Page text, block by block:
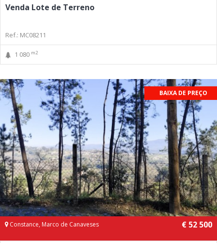
Venda Lote de Terreno
Ref.: MC08211
1 080 m2
BAIXA DE PREÇO
Constance, Marco de Canaveses € 52 500